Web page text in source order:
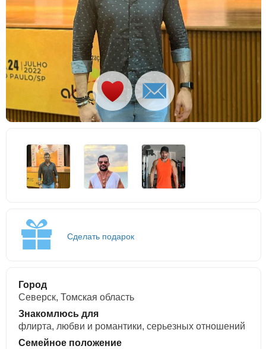
Сделать подарок
Город
Северск, Томская область
Знакомлюсь для
флирта, любви и романтики, cерьезных отношений
Семейное положение